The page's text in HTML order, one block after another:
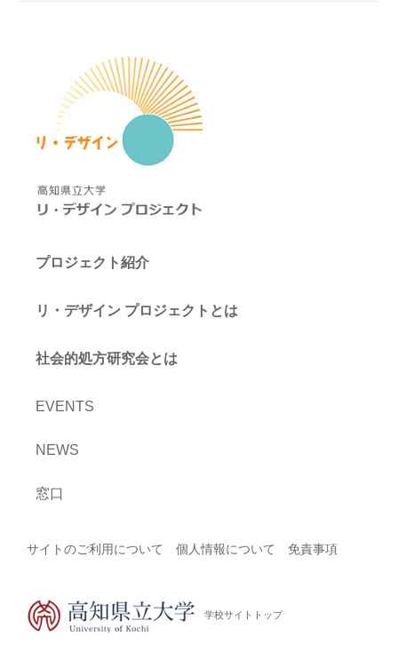
プロジェクト紹介
リ・デザイン プロジェクトとは
社会的処方研究会とは
EVENTS
NEWS
窓口
サイトのご利用について 個人情報について 免責事項
学校サイトトップ